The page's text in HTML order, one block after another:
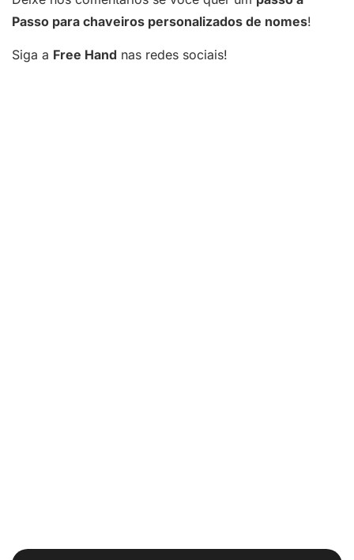
Passo para chaveiros personalizados de nomes!
Siga a Free Hand nas redes sociais!